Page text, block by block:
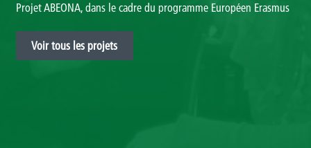
Contact
Projet ABEONA, dans le cadre du programme Européen Erasmus
Voir tous les projets